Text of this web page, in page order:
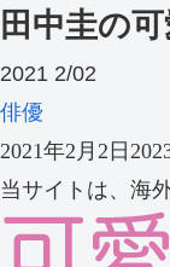
田中圭の
2021 2/02
俳優
2021年2月2日
当サイトは、海